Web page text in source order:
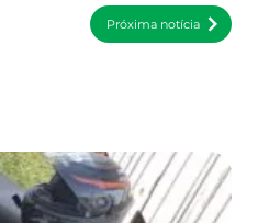
Próxima notícia